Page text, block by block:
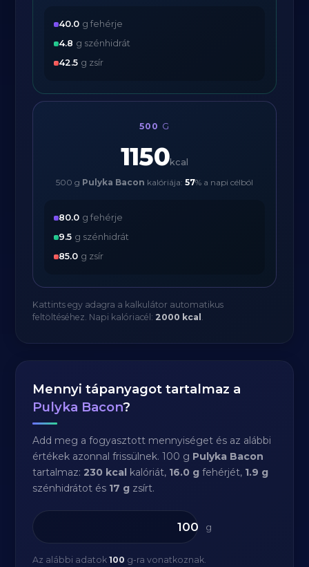
40.0 g fehérje
4.8 g szénhidrát
42.5 g zsír
500 G
1150kcal
500 g Pulyka Bacon kalóriája: 57% a napi célból
80.0 g fehérje
9.5 g szénhidrát
85.0 g zsír
Kattints egy adagra a kalkulátor automatikus
feltöltéséhez. Napi kalóriacél: 2000 kcal .
Mennyi tápanyagot tartalmaz a
Pulyka Bacon?
Add meg a fogyasztott mennyiséget és az alábbi
értékek azonnal frissülnek. 100 g Pulyka Bacon
tartalmaz:230 kcal kalóriát, 16.0 g fehérjét, 1.9 g
szénhidrátot és 17 g zsírt.
g
Az alábbi adatok100 g-ra vonatkoznak.